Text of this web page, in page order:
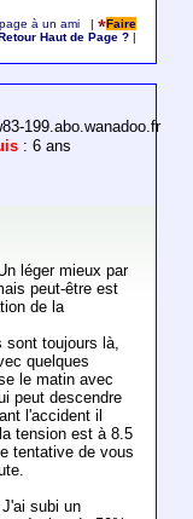
à un ami |
Faire
Haut de Page ?
199.abo.wanadoo.fr
: 6 ans
léger mieux par
peut-être est
de la
sont toujours là,
quelques
le matin avec
peut descendre
l'accident il
tension est à 8.5
tentative de vous
subi un